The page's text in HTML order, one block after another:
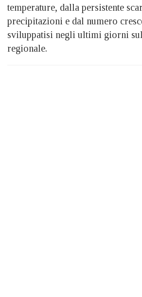
temperature, dalla persistente
precipitazioni e dal numero
sviluppatisi negli ultimi giorni
regionale.